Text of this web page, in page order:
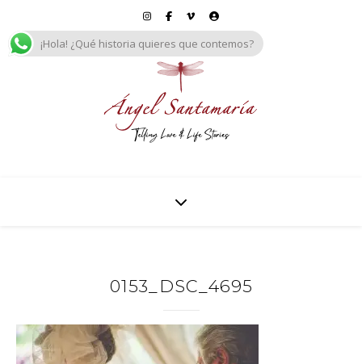
0153_DSC_4695
¡Hola! ¿Qué historia quieres que contemos?